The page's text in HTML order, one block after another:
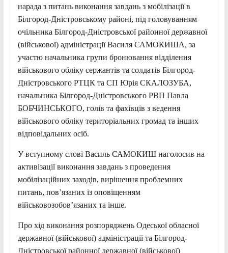
нарада з питань виконання завдань з мобілізації в
Білгород-Дністровському районі, під головуванням
очільника Білгород-Дністровської районної державної
(військової) адміністрації Василя САМОКИША, за
участю начальника групи бронювання відділення
військового обліку сержантів та солдатів Білгород-
Дністровського РТЦК та СП Юрія СКАЛОЗУБА,
начальника Білгород-Дністровського РВП Павла
БОБЧИНСЬКОГО, голів та фахівців з ведення
військового обліку територіальних громад та інших
відповідальних осіб.
У вступному слові Василь САМОКИШ наголосив на
активізації виконання завдань з проведення
мобілізаційних заходів, вирішення проблемних
питань, пов’язаних із оповіщенням
військовозобов’язаних та інше.
Про хід виконання розпоряджень Одеської обласної
державної (військової) адміністрації та Білгород-
Дністровської районної державної (військової)